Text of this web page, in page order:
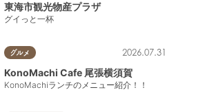
東海市観光物産プラザ
グイっと一杯
グルメ 2026.07.31
KonoMachi Cafe 尾張横須賀
KonoMachiランチのメニュー紹介！！